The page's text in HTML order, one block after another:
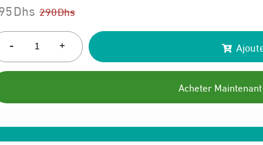
290Dhs
Le
:
Dhs.
Dhs
Le
:
Dhs.
- +
Acheter Maintenant